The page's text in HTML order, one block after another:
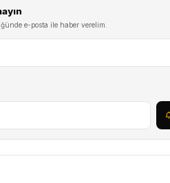
e-posta ile haber verelim.